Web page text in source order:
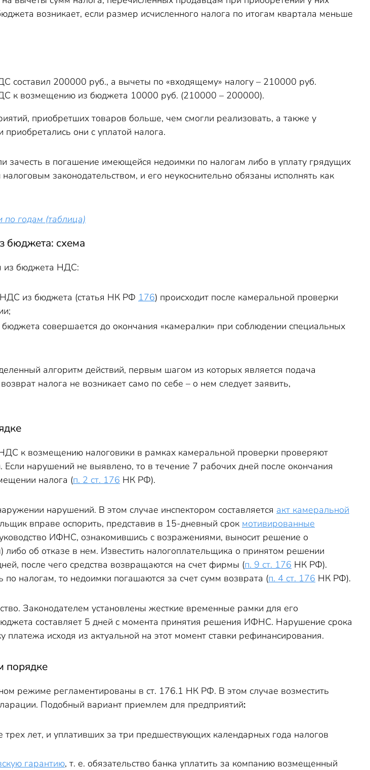
возникает, если размер исчисленного налога по итогам квартала меньше
составил 200000 руб., а вычеты по «входящему» налогу – 210000 руб.
к возмещению из бюджета 10000 руб. (210000 – 200000).
приобретших товаров больше, чем смогли реализовать, а также у
они с уплатой налога.
в погашение имеющейся недоимки по налогам либо в уплату грядущих
законодательством, и его неукоснительно обязаны исполнять как
годам (таблица)
бюджета: схема
из бюджета НДС:
из бюджета (статья НК РФ 176) происходит после камеральной проверки
совершается до окончания «камералки» при соблюдении специальных
алгоритм действий, первым шагом из которых является подача
налога не возникает само по себе – о нем следует заявить,
к возмещению налоговики в рамках камеральной проверки проверяют
Если нарушений не выявлено, то в течение 7 рабочих дней после окончания
налога (п. 2 ст. 176 НК РФ).
нарушений. В этом случае инспектором составляется акт камеральной
вправе оспорить, представив в 15-дневный срок мотивированные
ИФНС, ознакомившись с возражениями, выносит решение о
об отказе в нем. Известить налогоплательщика о принятом решении
после чего средства возвращаются на счет фирмы (п. 9 ст. 176 НК РФ).
налогам, то недоимки погашаются за счет сумм возврата (п. 4 ст. 176 НК РФ).
Законодателем установлены жесткие временные рамки для его
составляет 5 дней с момента принятия решения ИФНС. Нарушение срока
исходя из актуальной на этот момент ставки рефинансирования.
порядке
режиме регламентированы в ст. 176.1 НК РФ. В этом случае возместить
Подобный вариант приемлем для предприятий:
лет, и уплативших за три предшествующих календарных года налогов
гарантию, т. е. обязательство банка уплатить за компанию возмещенный